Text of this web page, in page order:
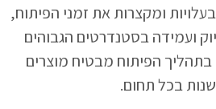
ומקצרות את זמני הפיתוח,
ועמידה בסטנדרטים הגבוהים
בתהליך הפיתוח מבטיח מוצרים
בכל תחום.